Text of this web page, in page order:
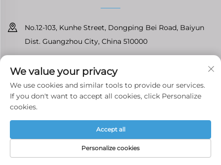
No.12-103, Kunhe Street, Dongping Bei Road, Baiyun
Dist. Guangzhou City, China 510000
[email protected]
Copyright © 광저우 Tenfront 오토파츠 유한회사 모든 권리 보유 개인
정보 처리방침
We value your privacy
We use cookies and similar tools to provide our services.
If you don't want to accept all cookies, click Personalize
cookies.
Personalize cookies
Accept all